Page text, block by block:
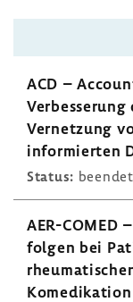
ACD –
Vernet­zung
infor­mierten
Status: beendet
AER-​COMED
folgen bei
Kome­di­ka­tion